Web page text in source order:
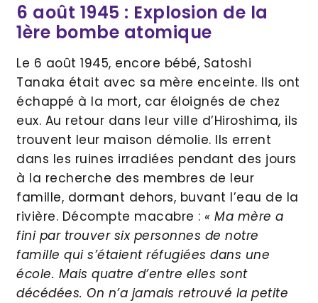
6 août 1945 : Explosion de la
1ère bombe atomique
Le 6 août 1945, encore bébé, Satoshi
Tanaka était avec sa mère enceinte. Ils ont
échappé à la mort, car éloignés de chez
eux. Au retour dans leur ville d’Hiroshima, ils
trouvent leur maison démolie. Ils errent
dans les ruines irradiées pendant des jours
à la recherche des membres de leur
famille, dormant dehors, buvant l’eau de la
rivière. Décompte macabre : « Ma mère a
fini par trouver six personnes de notre
famille qui s’étaient réfugiées dans une
école. Mais quatre d’entre elles sont
décédées. On n’a jamais retrouvé la petite